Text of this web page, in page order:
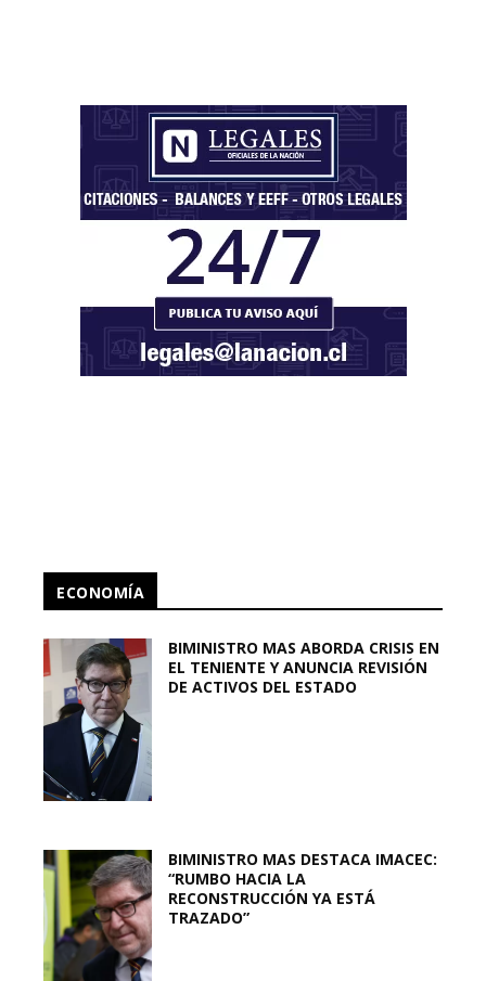
ECONOMÍA
BIMINISTRO MAS ABORDA CRISIS EN
EL TENIENTE Y ANUNCIA REVISIÓN
DE ACTIVOS DEL ESTADO
BIMINISTRO MAS DESTACA IMACEC:
“RUMBO HACIA LA
RECONSTRUCCIÓN YA ESTÁ
TRAZADO”